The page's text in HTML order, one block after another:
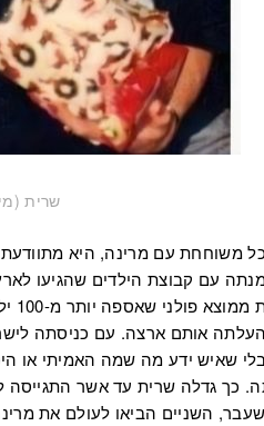
שרית
משוחחת עם מרינה, היא
אותם ארצה. עם כניסתה
שאיש ידע מה שמה האמיתי או
כך גדלה שרית עד אשר
השניים הביאו לעולם את